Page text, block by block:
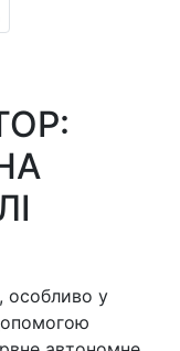
особливо у